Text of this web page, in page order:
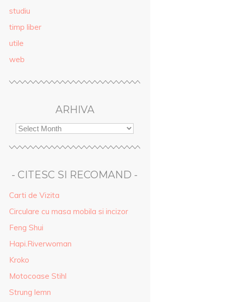
studiu
timp liber
utile
web
ARHIVA
- CITESC SI RECOMAND -
Carti de Vizita
Circulare cu masa mobila si incizor
Feng Shui
Hapi.Riverwoman
Kroko
Motocoase Stihl
Strung lemn